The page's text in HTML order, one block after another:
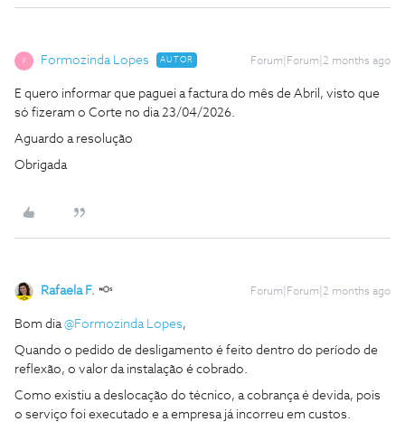
F Formozinda Lopes AUTOR Forum|Forum|2 months ago
E quero informar que paguei a factura do mês de Abril, visto que
só fizeram o Corte no dia 23/04/2026.
Aguardo a resolução
Obrigada
Rafaela F. Forum|Forum|2 months ago
Bom dia ​@Formozinda Lopes,
Quando o pedido de desligamento é feito dentro do período de
reflexão, o valor da instalação é cobrado.
Como existiu a deslocação do técnico, a cobrança é devida, pois
o serviço foi executado e a empresa já incorreu em custos.